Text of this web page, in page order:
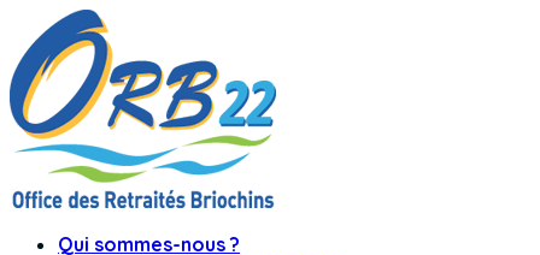
Qui sommes-nous ?